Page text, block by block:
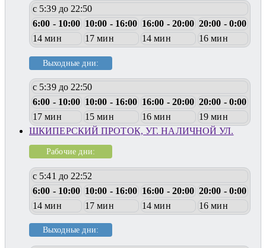
с 5:39 до 22:50
6:00 - 10:00 10:00 - 16:00 16:00 - 20:00 20:00 - 0:00
14 мин
17 мин 14 мин 16 мин
Выходные дни:
с 5:39 до 22:50
6:00 - 10:00 10:00 - 16:00 16:00 - 20:00 20:00 - 0:00
17 мин
15 мин 16 мин
19 мин
ШКИПЕРСКИЙ ПРОТОК, УГ. НАЛИЧНОЙ УЛ.
Рабочие дни:
с 5:41 до 22:52
6:00 - 10:00 10:00 - 16:00 16:00 - 20:00 20:00 - 0:00
14 мин
17 мин 14 мин 16 мин
Выходные дни: